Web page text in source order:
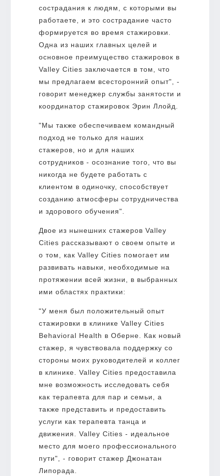
сострадания к людям, с которыми вы
работаете, и это сострадание часто
формируется во время стажировки.
Одна из наших главных целей и
основное преимущество стажировок в
Valley Cities заключается в том, что
мы предлагаем всесторонний опыт", -
говорит менеджер службы занятости и
координатор стажировок Эрин Ллойд.
"Мы также обеспечиваем командный
подход не только для наших
стажеров, но и для наших
сотрудников - осознание того, что вы
никогда не будете работать с
клиентом в одиночку, способствует
созданию атмосферы сотрудничества
и здорового обучения".
Двое из нынешних стажеров Valley
Cities рассказывают о своем опыте и
о том, как Valley Cities помогает им
развивать навыки, необходимые на
протяжении всей жизни, в выбранных
ими областях практики:
"У меня был положительный опыт
стажировки в клинике Valley Cities
Behavioral Health в Оберне. Как новый
стажер, я чувствовала поддержку со
стороны моих руководителей и коллег
в клинике. Valley Cities предоставила
мне возможность исследовать себя
как терапевта для пар и семьи, а
также представить и предоставить
услуги как терапевта танца и
движения. Valley Cities - идеальное
место для моего профессионального
пути", - говорит стажер Джонатан
Липорада.